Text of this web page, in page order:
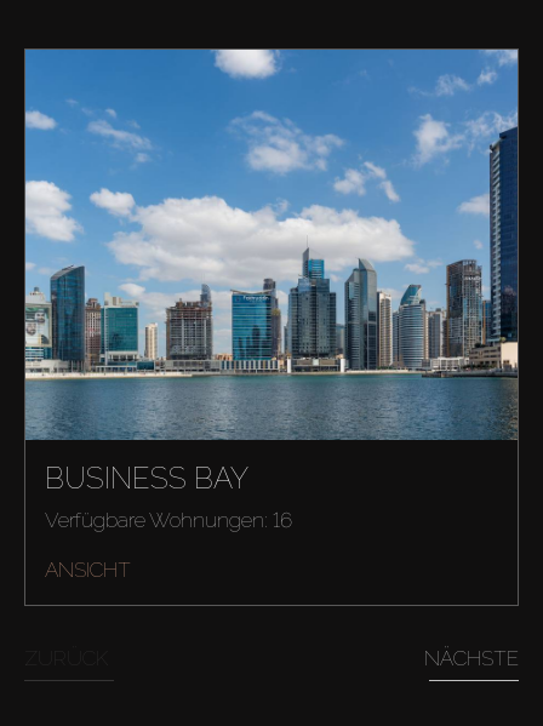
BUSINESS BAY
Verfügbare Wohnungen: 16
ANSICHT
NÄCHSTE